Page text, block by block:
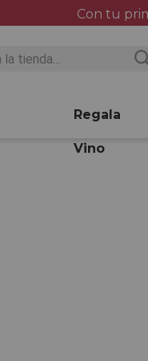
Con tu
Regala
Vino